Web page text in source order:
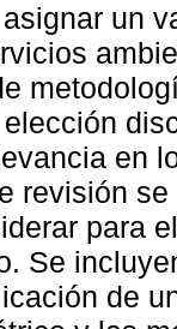
un
en
revisión
para
Se
de